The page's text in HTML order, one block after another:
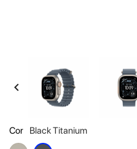

Cor Black Titanium